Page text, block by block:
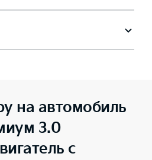
на автомобиль
3.0
с